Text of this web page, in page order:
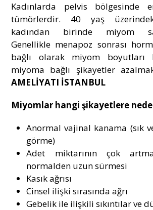
Kadınlarda pelvis bölgesinde
tümörlerdir. 40 yaş
kadından birinde miyom
Genellikle menapoz sonrası
bağlı olarak miyom boyutları
miyoma bağlı şikayetler
AMELİYATI İSTANBUL
Miyomlar hangi şikayetlere
Anormal vajinal kanama (sık
görme)
Adet miktarının çok
normalden uzun sürmesi
Kasık ağrısı
Cinsel ilişki sırasında ağrı
Gebelik ile ilişkili sıkıntılar ve